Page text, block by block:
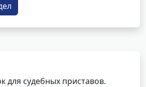
для судебных приставов.